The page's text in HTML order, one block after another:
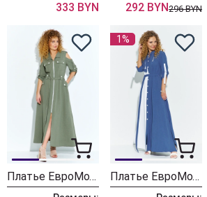
333 BYN 292 BYN296 BYN
Платье ЕвроМода 690 хаки
1%
Платье ЕвроМода 691 синий